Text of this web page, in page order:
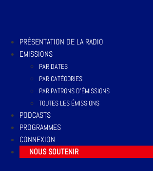
PRÉSENTATION DE LA RADIO
EMISSIONS
PAR DATES
PAR CATÉGORIES
PAR PATRONS D’ÉMISSIONS
TOUTES LES ÉMISSIONS
PODCASTS
PROGRAMMES
CONNEXION
NOUS SOUTENIR